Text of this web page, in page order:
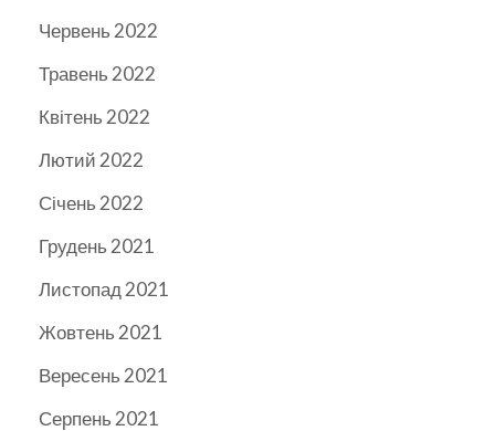
Червень 2022
Травень 2022
Квітень 2022
Лютий 2022
Січень 2022
Грудень 2021
Листопад 2021
Жовтень 2021
Вересень 2021
Серпень 2021